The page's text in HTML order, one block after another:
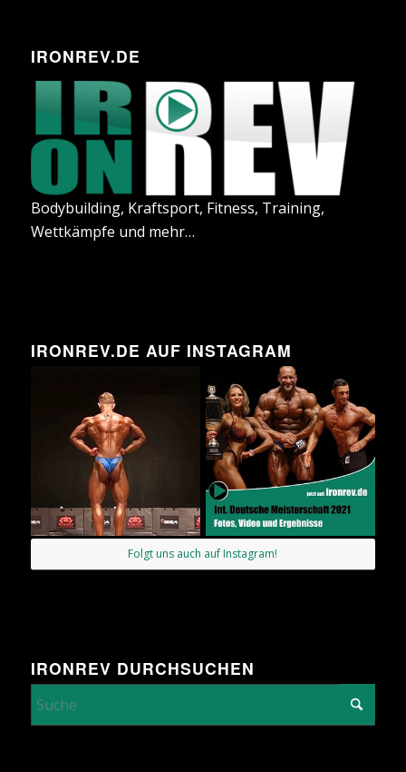
IRONREV.DE
Bodybuilding, Kraftsport, Fitness, Training,
Wettkämpfe und mehr…
IRONREV.DE AUF INSTAGRAM
Folgt uns auch auf Instagram!
IRONREV DURCHSUCHEN